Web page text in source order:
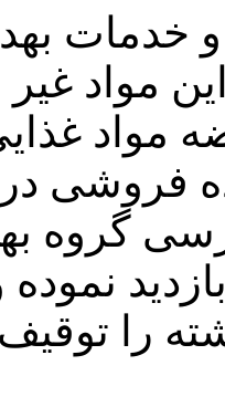
خدمات
مواد
مواد
فروشی
گروه